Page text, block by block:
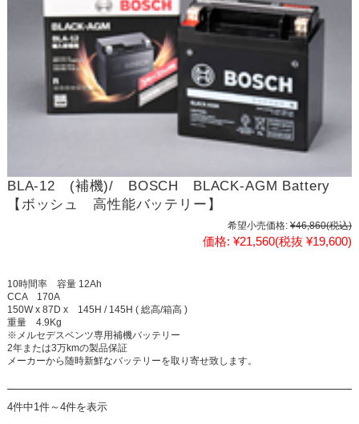
BLA-12 (補機)/ BOSCH BLACK-AGM Battery
【ボッシュ 高性能バッテリー】
希望小売価格: ¥46,860(税込)
価格: ¥21,560(税抜 ¥19,600)
10時間率 容量 12Ah
CCA 170A
150W x 87D x 145H / 145H ( 総高/箱高 )
重量 4.9Kg
※メルセデスベンツ専用補機バッテリー
2年または3万kmの製品保証
メーカーから随時新鮮なバッテリーを取り寄せ致します。
4件中1件～4件を表示